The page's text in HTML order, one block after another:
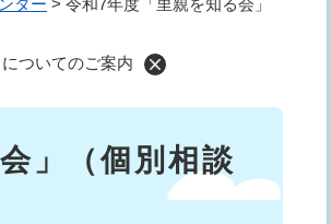
ター > 令和7年度「里親を知る会」
ついてのご案内
」（個別相談